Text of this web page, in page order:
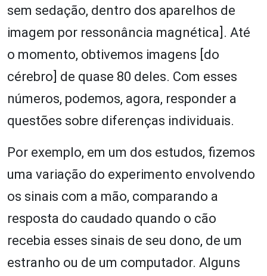
sem sedação, dentro dos aparelhos de
imagem por ressonância magnética]. Até
o momento, obtivemos imagens [do
cérebro] de quase 80 deles. Com esses
números, podemos, agora, responder a
questões sobre diferenças individuais.
Por exemplo, em um dos estudos, fizemos
uma variação do experimento envolvendo
os sinais com a mão, comparando a
resposta do caudado quando o cão
recebia esses sinais de seu dono, de um
estranho ou de um computador. Alguns